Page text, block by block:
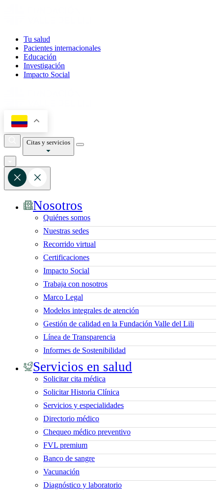
Tu salud
Pacientes internacionales
Educación
Investigación
Impacto Social
Citas y servicios
Nosotros
Quiénes somos
Nuestras sedes
Recorrido virtual
Certificaciones
Impacto Social
Trabaja con nosotros
Marco Legal
Modelos integrales de atención
Gestión de calidad en la Fundación Valle del Lili
Línea de Transparencia
Informes de Sostenibilidad
Servicios en salud
Solicitar cita médica
Solicitar Historia Clínica
Servicios y especialidades
Directorio médico
Chequeo médico preventivo
FVL premium
Banco de sangre
Vacunación
Diagnóstico y laboratorio